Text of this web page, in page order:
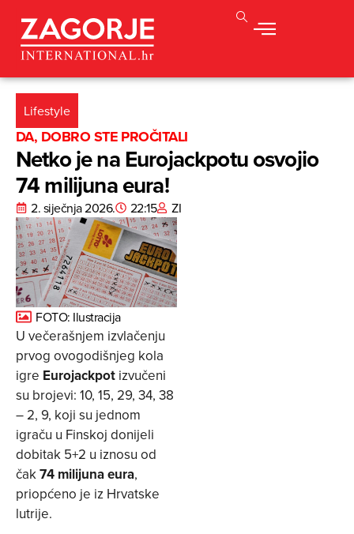
Lifestyle
DA, DOBRO STE PROČITALI
Netko je na Eurojackpotu osvojio
74 milijuna eura!
2. siječnja 2026. 22:15 ZI
FOTO: Ilustracija
U večerašnjem izvlačenju
prvog ovogodišnjeg kola
igre Eurojackpot izvučeni
su brojevi: 10, 15, 29, 34, 38
– 2, 9, koji su jednom
igraču u Finskoj donijeli
dobitak 5+2 u iznosu od
čak74 milijuna eura,
priopćeno je iz Hrvatske
lutrije.